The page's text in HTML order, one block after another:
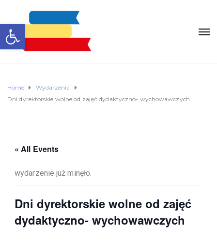
Otwórz pasek narzędzi
Home
Wydarzenia
Dni dyrektorskie wolne od zajęć dydaktyczno- wychowawczych
« All Events
wydarzenie już minęło.
Dni dyrektorskie wolne od zajęć
dydaktyczno- wychowawczych